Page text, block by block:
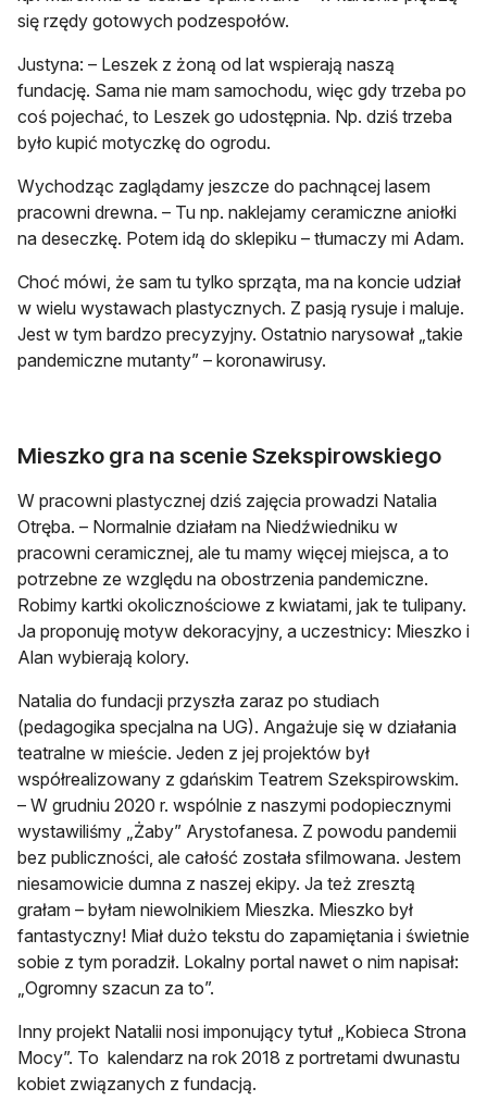
się rzędy gotowych podzespołów.
Justyna: – Leszek z żoną od lat wspierają naszą
fundację. Sama nie mam samochodu, więc gdy trzeba po
coś pojechać, to Leszek go udostępnia. Np. dziś trzeba
było kupić motyczkę do ogrodu.
Wychodząc zaglądamy jeszcze do pachnącej lasem
pracowni drewna. – Tu np. naklejamy ceramiczne aniołki
na deseczkę. Potem idą do sklepiku – tłumaczy mi Adam.
Choć mówi, że sam tu tylko sprząta, ma na koncie udział
w wielu wystawach plastycznych. Z pasją rysuje i maluje.
Jest w tym bardzo precyzyjny. Ostatnio narysował „takie
pandemiczne mutanty” – koronawirusy.
Mieszko gra na scenie Szekspirowskiego
W pracowni plastycznej dziś zajęcia prowadzi Natalia
Otręba. – Normalnie działam na Niedźwiedniku w
pracowni ceramicznej, ale tu mamy więcej miejsca, a to
potrzebne ze względu na obostrzenia pandemiczne.
Robimy kartki okolicznościowe z kwiatami, jak te tulipany.
Ja proponuję motyw dekoracyjny, a uczestnicy: Mieszko i
Alan wybierają kolory.
Natalia do fundacji przyszła zaraz po studiach
(pedagogika specjalna na UG). Angażuje się w działania
teatralne w mieście. Jeden z jej projektów był
współrealizowany z gdańskim Teatrem Szekspirowskim.
– W grudniu 2020 r. wspólnie z naszymi podopiecznymi
wystawiliśmy „Żaby” Arystofanesa. Z powodu pandemii
bez publiczności, ale całość została sfilmowana. Jestem
niesamowicie dumna z naszej ekipy. Ja też zresztą
grałam – byłam niewolnikiem Mieszka. Mieszko był
fantastyczny! Miał dużo tekstu do zapamiętania i świetnie
sobie z tym poradził. Lokalny portal nawet o nim napisał:
„Ogromny szacun za to”.
Inny projekt Natalii nosi imponujący tytuł „Kobieca Strona
Mocy”. To kalendarz na rok 2018 z portretami dwunastu
kobiet związanych z fundacją.